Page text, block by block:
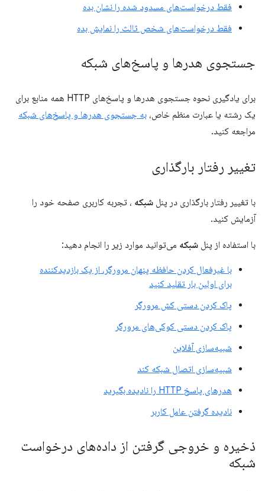
فقط درخواست‌های مسدود شده را نشان بده
فقط درخواست‌های شخص ثالث را نمایش بده
جستجوی هدرها و پاسخ‌های شبکه
برای یادگیری نحوه جستجوی هدرها و پاسخ‌های HTTP همه منابع برای
یک رشته یا عبارت منظم خاص، به جستجوی هدرها و پاسخ‌های شبکه
مراجعه کنید.
تغییر رفتار بارگذاری
با تغییر رفتار بارگذاری در پنل شبکه ، تجربه کاربری صفحه خود را
آزمایش کنید.
با استفاده از پنل شبکه می‌توانید موارد زیر را انجام دهید:
با غیرفعال کردن حافظه پنهان مرورگر، از یک بازدیدکننده
برای اولین بار تقلید کنید
پاک کردن دستی کش مرورگر
پاک کردن دستی کوکی‌های مرورگر
شبیه‌سازی آفلاین
شبیه‌سازی اتصال شبکه کند
هدرهای پاسخ HTTP را نادیده بگیرید
نادیده گرفتن عامل کاربر
ذخیره و خروجی گرفتن از داده‌های درخواست
شبکه